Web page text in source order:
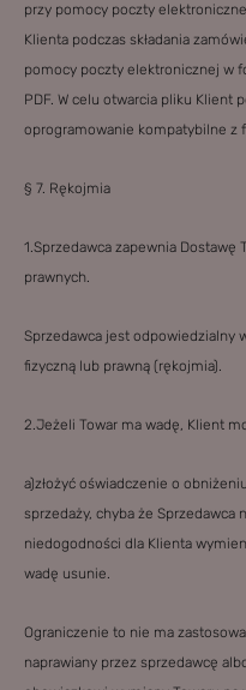
przy pomocy poczty
Klienta podczas składania
pomocy poczty elektronicznej w
PDF. W celu otwarcia pliku Klient
oprogramowanie kompatybilne z
§ 7. Rękojmia
1.Sprzedawca zapewnia Dostawę
prawnych.
Sprzedawca jest odpowiedzialny
fizyczną lub prawną (rękojmia).
2.Jeżeli Towar ma wadę, Klient
a)złożyć oświadczenie o
sprzedaży, chyba że Sprzedawca
niedogodności dla Klienta
wadę usunie.
Ograniczenie to nie ma
naprawiany przez sprzedawcę